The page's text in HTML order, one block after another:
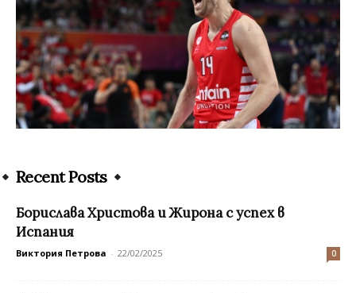
Recent Posts
Борислава Христова и Жирона с успех в
Испания
Виктория Петрова - 22/02/2025 0